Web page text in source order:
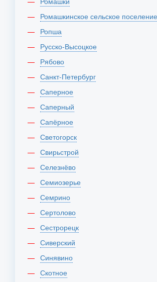
Ромашкинское сельское поселение
Ропша
Русско-Высоцкое
Рябово
Санкт-Петербург
Саперное
Саперный
Сапёрное
Светогорск
Свирьстрой
Селезнёво
Семиозерье
Семрино
Сертолово
Сестрорецк
Сиверский
Синявино
Скотное